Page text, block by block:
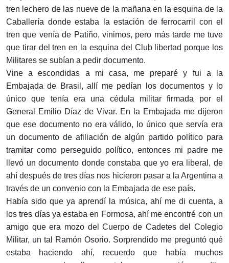
tren lechero de las nueve de la mañana en la esquina de la
Caballería donde estaba la estación de ferrocarril con el
tren que venía de Patiño, vinimos, pero más tarde me tuve
que tirar del tren en la esquina del Club libertad porque los
Militares se subían a pedir documento.
Vine a escondidas a mi casa, me preparé y fui a la
Embajada de Brasil, allí me pedían los documentos y lo
único que tenía era una cédula militar firmada por el
General Emilio Díaz de Vivar. En la Embajada me dijeron
que ese documento no era válido, lo único que servía era
un documento de afiliación de algún partido político para
tramitar como perseguido político, entonces mi padre me
llevó un documento donde constaba que yo era liberal, de
ahí después de tres días nos hicieron pasar a la Argentina a
través de un convenio con la Embajada de ese país.
Había sido que ya aprendí la música, ahí me di cuenta, a
los tres días ya estaba en Formosa, ahí me encontré con un
amigo que era mozo del Cuerpo de Cadetes del Colegio
Militar, un tal Ramón Osorio. Sorprendido me preguntó qué
estaba haciendo ahí, recuerdo que había muchos